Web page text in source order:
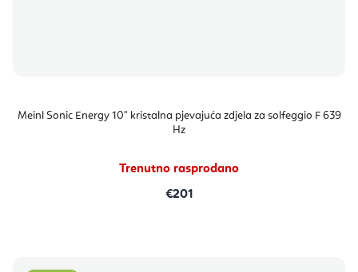
Meinl Sonic Energy 10" kristalna pjevajuća zdjela za solfeggio F 639
Hz
Trenutno rasprodano
€201